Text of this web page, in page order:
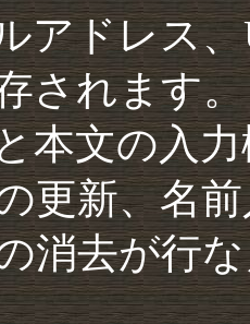
アドレス
されます。
本文の入
更新、名
消去が行